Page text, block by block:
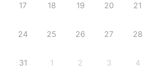
17 18 19 20 21
24 25 26 27 28
31 1 2 3 4